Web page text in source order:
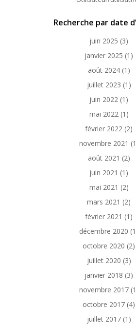
Recherche par date
juin 2025 (3)
janvier 2025 (1)
août 2024(1)
juillet 2023 (1)
juin 2022 (1)
mai 2022(1)
février 2022 (2)
novembre 2021
août 2021 (2)
juin 2021 (1)
mai 2021 (2)
mars 2021 (2)
février 2021 (1)
décembre 2020
octobre 2020 (2)
juillet 2020 (3)
janvier 2018 (3)
novembre 2017
octobre 2017 (4)
juillet 2017(1)